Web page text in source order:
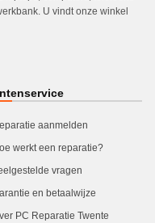
U vindt onze winkel
aanmelden
werkt een reparatie?
vragen
en betaalwijze
PC Reparatie Twente